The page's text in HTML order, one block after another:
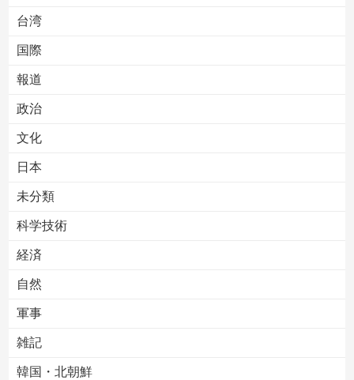
台湾
国際
報道
政治
文化
日本
未分類
科学技術
経済
自然
軍事
雑記
韓国・北朝鮮